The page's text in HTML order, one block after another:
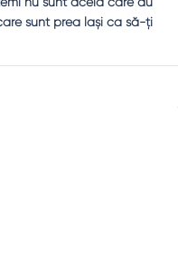
sunt prea laşi ca să-ţi